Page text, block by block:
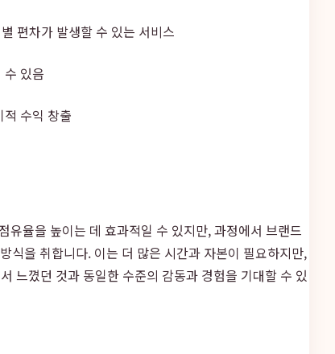
편차가 발생할 수 있는 서비스
수 있음
수익 창출
율을 높이는 데 효과적일 수 있지만, 과정에서 브랜드
식을 취합니다. 이는 더 많은 시간과 자본이 필요하지만,
느꼈던 것과 동일한 수준의 감동과 경험을 기대할 수 있